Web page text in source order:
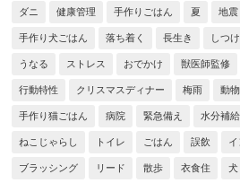
ダニ 健康管理 手作りごはん 夏 地震
手作り犬ごはん 落ち着く 長生き しつけ
うなる ストレス おでかけ 獣医師監修
行動特性 クリスマスディナー 梅雨 動
手作り猫ごはん 病院 緊急備え 水分補給
ねこじゃらし トイレ ごはん 誤飲
ブラッシング リード 散歩 衣食住 犬